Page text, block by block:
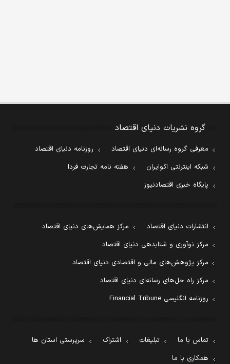
گروه نشریات دنیای اقتصاد
معرفی گروه رسانه‌ای دنیای اقتصاد
روزنامه دنیای اقتصاد
شبکه اینترنتی اکوایران
هفته نامه تجارت فردا
پایگاه خبری اقتصادنیوز
انتشارات دنیای اقتصاد
مرکز همایش‌های دنیای اقتصاد
مرکز نوآوری و شتابدهی دنیای اقتصاد
مرکز پژوهش‌های مالی و اقتصادی دنیای اقتصاد
مرکز راه حل‌های رسانه‌ای دنیای اقتصاد
روزنامه انگلیسی Financial Tribune
تماس با ما تبلیغات اشتراک
سرپرستی استان ها
همکاری با ما